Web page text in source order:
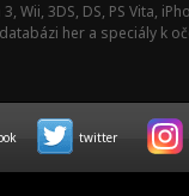
Wii, 3DS, DS, PS Vita,
her a speciály k
twitter